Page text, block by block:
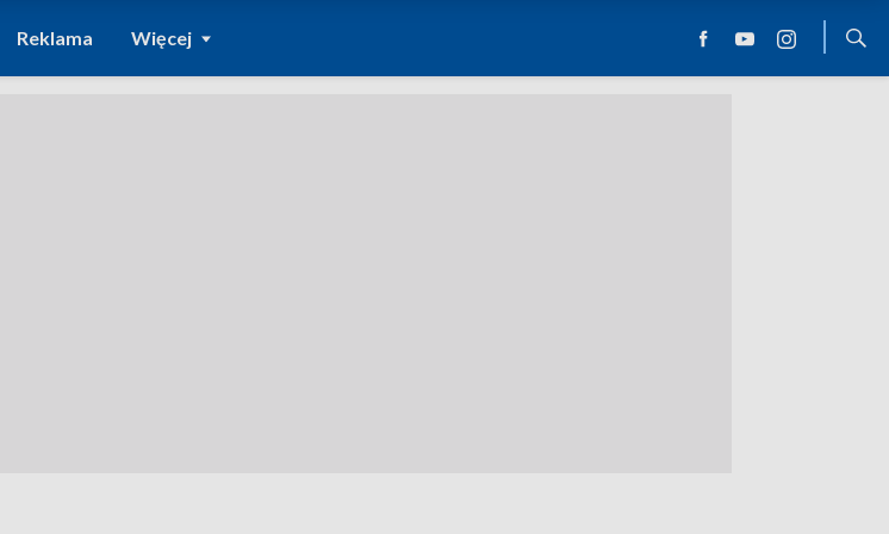
Reklama Więcej